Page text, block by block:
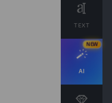
TEXT
AI
NEW